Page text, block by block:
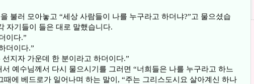
불러 모아놓고 “세상 사람들이 나를 누구라고 하더냐?”고 물으셨습
자기들이 들은 대로 말했습니다.
이다.”
더이다.”
지자 가운데 한 분이라고 하더이다.”
예수님께서 다시 물으시기를 그러면 “너희들은 나를 누구라고 하느
때에 베드로가 일어나며 하는 말이, “주는 그리스도시요 살아계신 하나